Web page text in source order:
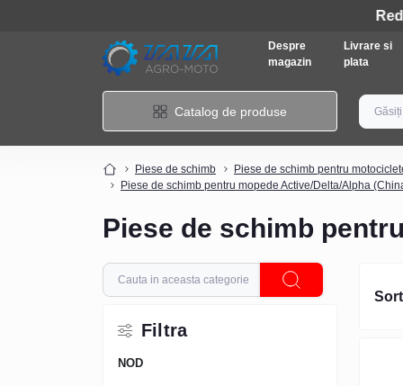
Despre
magazin
Livrare si
plata
Catalog de produse
Piese de schimb Piese de schimb pentru
Piese de schimb pentru mopede Active/Delta/Alpha
Piese de schimb
Filtra
NOD